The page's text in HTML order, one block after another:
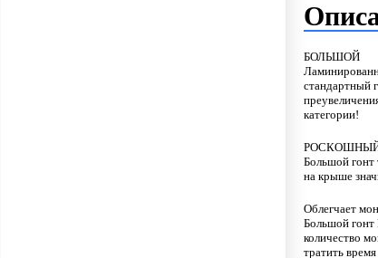
БОЛЬШОЙ
стандартный
категории!
Большой гонт
на крыше
Облегчает
Большой гонт
количество
тратить